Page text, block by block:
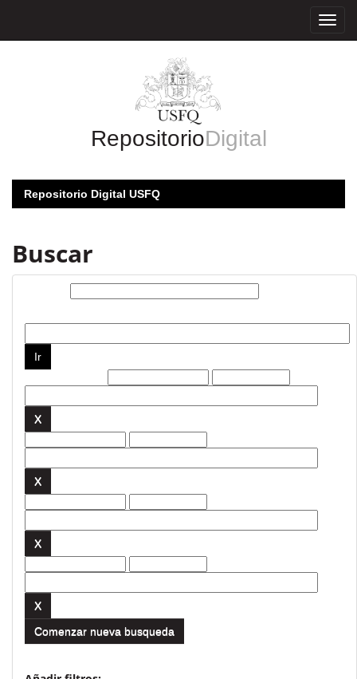
RepositorioDigital
Repositorio Digital USFQ
Buscar
Comenzar nueva busqueda